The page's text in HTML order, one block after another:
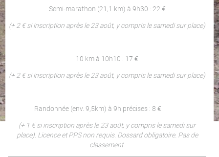
Semi-marathon (21,1 km) à 9h30 : 22 €
(+ 2 € si inscription après le 23 août, y compris le samedi sur place)
10 km à 10h10 : 17 €
(+ 2 € si inscription après le 23 août, y compris le samedi sur place)
Randonnée (env. 9,5km) à 9h précises : 8 €
(+ 1 € si inscription après le 23 août, y compris le samedi sur
place). Licence et PPS non requis. Dossard obligatoire. Pas de
classement.